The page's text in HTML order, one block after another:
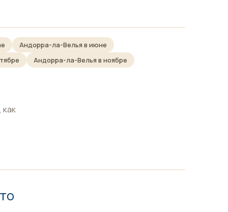
Андорра-ла-Велья в июне
Андорра-ла-Велья в ноябре
как